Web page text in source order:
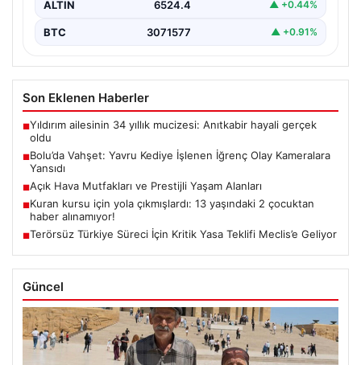
ALTIN 6524.4 ▲ +0.44%
BTC 3071577 ▲ +0.91%
Son Eklenen Haberler
■Yıldırım ailesinin 34 yıllık mucizesi: Anıtkabir hayali gerçek
oldu
■Bolu’da Vahşet: Yavru Kediye İşlenen İğrenç Olay Kameralara
Yansıdı
■Açık Hava Mutfakları ve Prestijli Yaşam Alanları
■Kuran kursu için yola çıkmışlardı: 13 yaşındaki 2 çocuktan
haber alınamıyor!
■Terörsüz Türkiye Süreci İçin Kritik Yasa Teklifi Meclis’e Geliyor
Güncel